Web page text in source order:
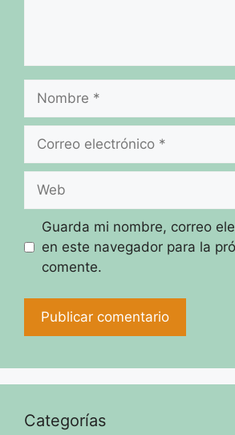
Nombre
Correo
Web
Guarda mi nombre, correo
en este navegador para la
comente.
Categorías